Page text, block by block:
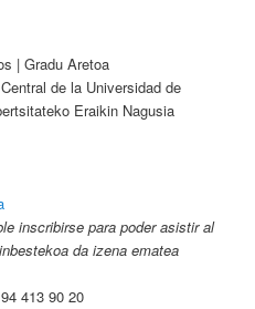
| Gradu Aretoa
de la Universidad de
Eraikin Nagusia
inscribirse para poder asistir al
da izena ematea
413 90 20